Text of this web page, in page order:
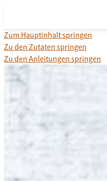
Zum Hauptinhalt springen
Zu den Zutaten springen
Zu den Anleitungen springen